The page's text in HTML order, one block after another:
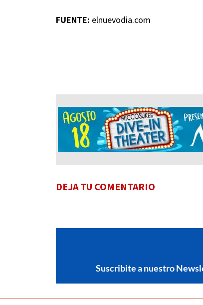
FUENTE: elnuevodia.com
DEJA TU COMENTARIO
Suscribite a nuestro